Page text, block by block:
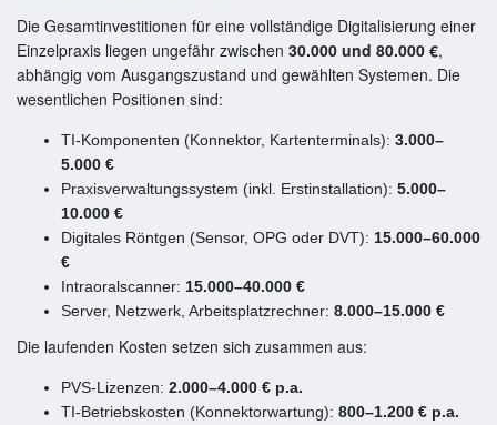
Die Gesamtinvestitionen für eine vollständige Digitalisierung einer
Einzelpraxis liegen ungefähr zwischen 30.000 und 80.000 €,
abhängig vom Ausgangszustand und gewählten Systemen. Die
wesentlichen Positionen sind:
TI-Komponenten (Konnektor, Kartenterminals): 3.000–
5.000 €
Praxisverwaltungssystem (inkl. Erstinstallation): 5.000–
10.000 €
Digitales Röntgen (Sensor, OPG oder DVT): 15.000–60.000
€
Intraoralscanner: 15.000–40.000 €
Server, Netzwerk, Arbeitsplatzrechner: 8.000–15.000 €
Die laufenden Kosten setzen sich zusammen aus:
PVS-Lizenzen: 2.000–4.000 € p.a.
TI-Betriebskosten (Konnektorwartung): 800–1.200 € p.a.